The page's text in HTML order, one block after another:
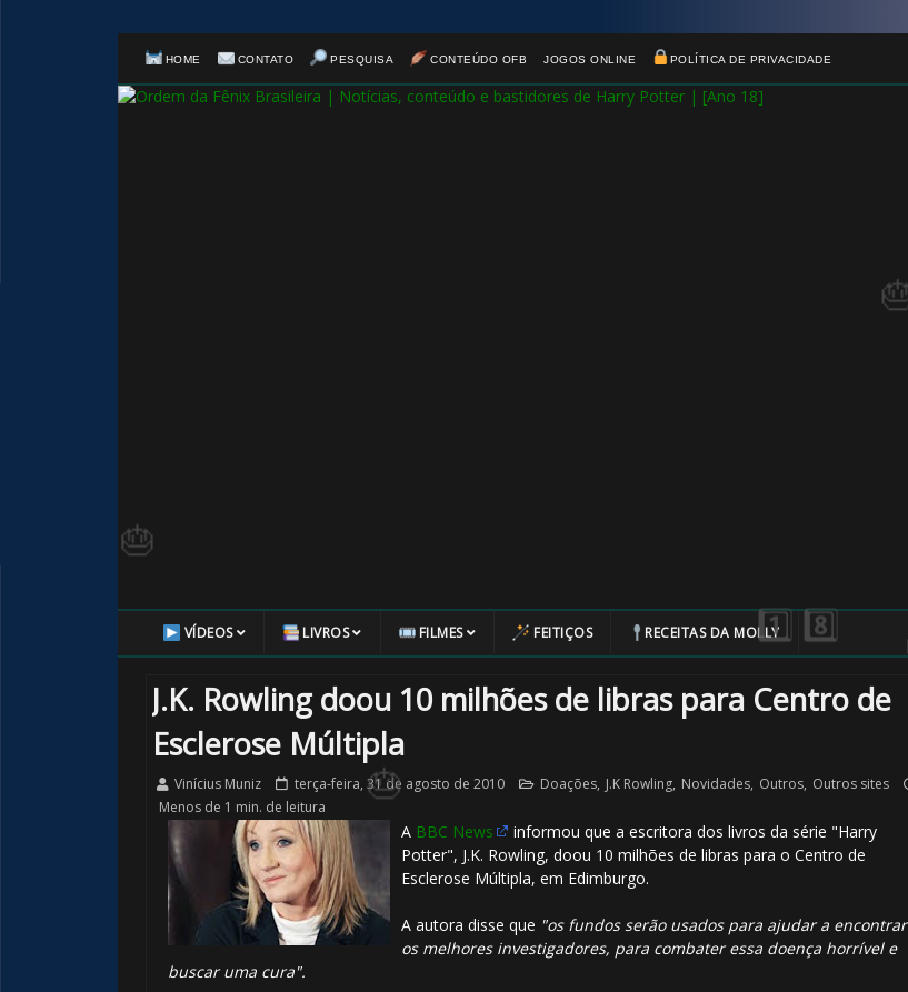
HOME CONTATO PESQUISA CONTEÚDO OFB JOGOS ONLINE POLÍTICA DE PRIVACIDADE
VÍDEOS LIVROS FILMES FEITIÇOS RECEITAS DA MOLLY
J.K. Rowling doou 10 milhões de libras para Centro de
Esclerose Múltipla
Vinícius Muniz terça-feira, 31 de agosto de 2010 Doações, J.K Rowling, Novidades, Outros, Outros sites
Menos de 1 min. de leitura
A BBC News
informou que a escritora dos livros da série "Harry
Potter", J.K. Rowling, doou 10 milhões de libras para o Centro de
Esclerose Múltipla, em Edimburgo.
A autora disse que "os fundos serão usados para ajudar a encontrar
os melhores investigadores, para combater essa doença horrível e
buscar uma cura".